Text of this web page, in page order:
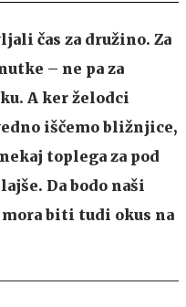
čas za družino. Za
– ne pa za
A ker želodci
iščemo bližnjice,
toplega za pod
Da bodo naši
biti tudi okus na